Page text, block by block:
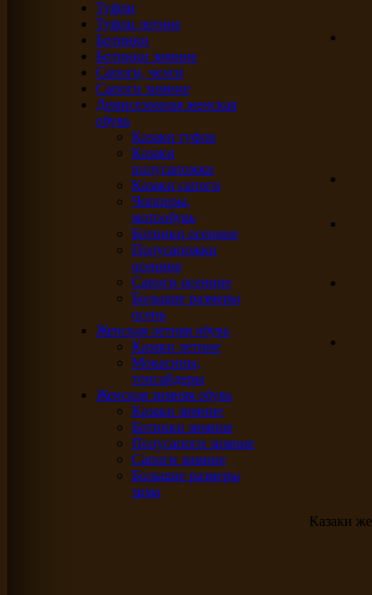
Туфли
Туфли летние
Ботинки
Ботинки зимние
Сапоги, челси
Сапоги зимние
Демисезонная женская
обувь
Казаки туфли
Казаки
полусапожки
Казаки сапоги
Чопперы,
мотообувь
Ботинки осенние
Полусапожки
осенние
Сапоги осенние
Большие размеры
осень
Женская летняя обувь
Казаки летние
Мокасины,
топсайдеры
Женская зимняя обувь
Казаки зимние
Ботинки зимние
Полусапоги зимние
Сапоги зимние
Большие размеры
зима
Казаки